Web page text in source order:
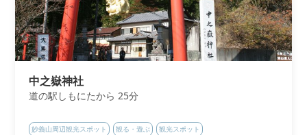
中之嶽神社
道の駅しもにたから 25分
妙義山周辺観光スポット 観る・遊ぶ
観光スポット